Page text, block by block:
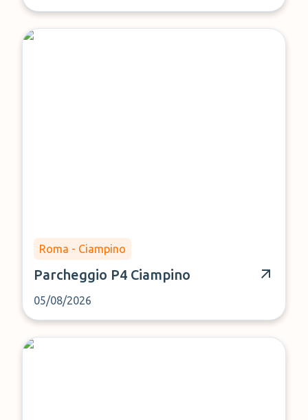
Roma - Ciampino
Parcheggio P4 Ciampino
05/08/2026